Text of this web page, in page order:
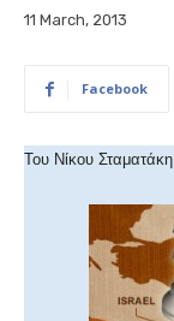
11 March, 2013
Facebook
Του Νίκου Σταματάκη